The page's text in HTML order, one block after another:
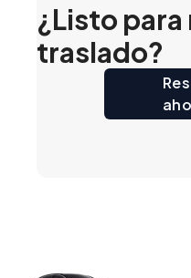
¿Listo
traslado?